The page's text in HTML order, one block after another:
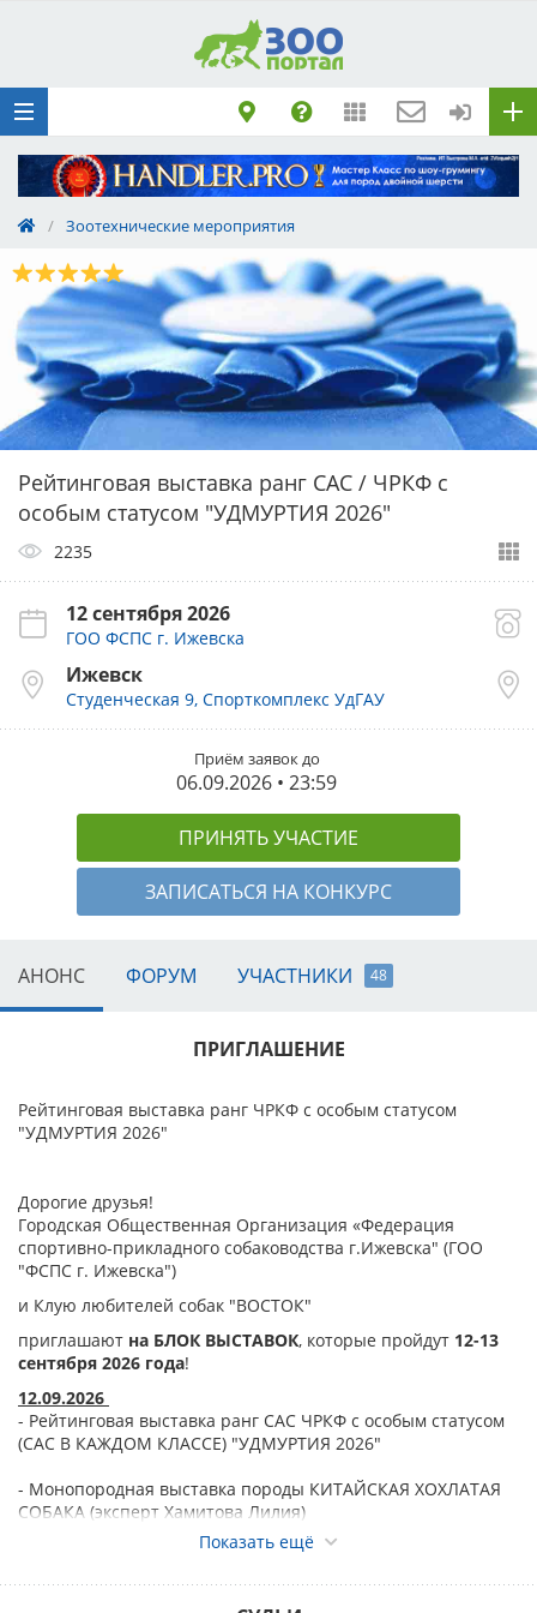
/ Зоотехнические мероприятия
Рейтинговая выставка ранг САС / ЧРКФ с
особым статусом "УДМУРТИЯ 2026"
2235
12 сентября 2026
ГОО ФСПС г. Ижевска
Ижевск
Студенческая 9, Спорткомплекс УдГАУ
Приём заявок до
06.09.2026 • 23:59
ПРИНЯТЬ УЧАСТИЕ
ЗАПИСАТЬСЯ НА КОНКУРС
АНОНС ФОРУМ УЧАСТНИКИ 48
ПРИГЛАШЕНИЕ
Рейтинговая выставка ранг ЧРКФ с особым статусом
"УДМУРТИЯ 2026"
Дорогие друзья!
Городская Общественная Организация «Федерация
спортивно-прикладного собаководства г.Ижевска" (ГОО
"ФСПС г. Ижевска")
и Клую любителей собак "ВОСТОК"
приглашают на БЛОК ВЫСТАВОК, которые пройдут 12-13
сентября 2026 года!
12.09.2026
- Рейтинговая выставка ранг САС ЧРКФ с особым статусом
(САС В КАЖДОМ КЛАССЕ) "УДМУРТИЯ 2026"
- Монопородная выставка породы КИТАЙСКАЯ ХОХЛАТАЯ
СОБАКА (эксперт Хамитова Лилия)
бульдог, московская сторожевая,
китайская хохлатая собака, джек рассел терьер, лейкленд
Показать ещё
метрики
Поездку
Обращение